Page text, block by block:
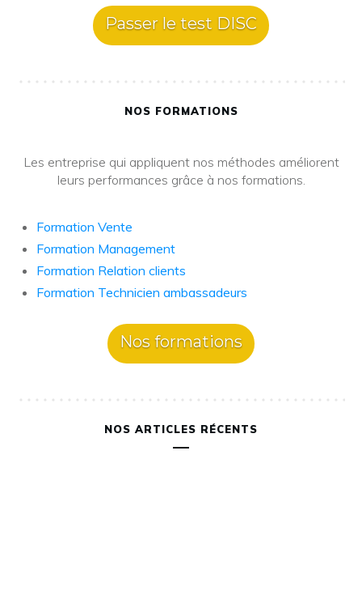
Passer le test DISC
NOS FORMATIONS
Les entreprise qui appliquent nos méthodes améliorent
leurs performances grâce à nos formations.
Formation Vente
Formation Management
Formation Relation clients
Formation Technicien ambassadeurs
Nos formations
NOS ARTICLES RÉCENTS